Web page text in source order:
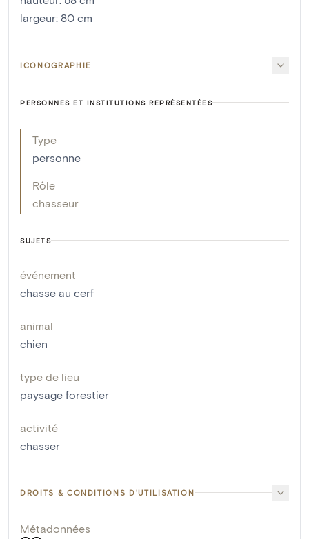
largeur: 80 cm
ICONOGRAPHIE
PERSONNES ET INSTITUTIONS REPRÉSENTÉES
Type
personne
Rôle
chasseur
SUJETS
événement
chasse au cerf
animal
chien
type de lieu
paysage forestier
activité
chasser
DROITS & CONDITIONS D'UTILISATION
Métadonnées